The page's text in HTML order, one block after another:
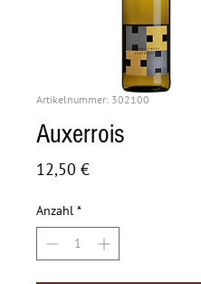
Artikelnummer: 302100
Auxerrois
12,50 €Preis
Anzahl *